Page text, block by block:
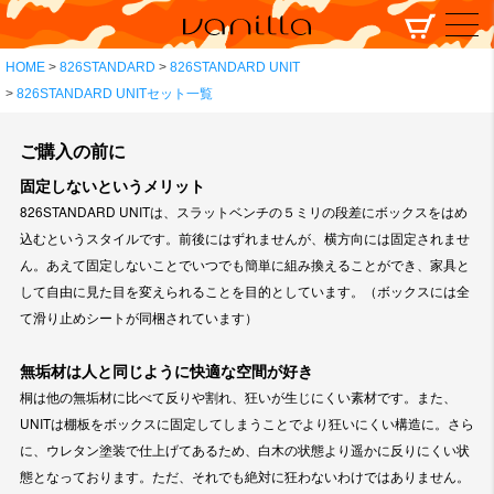
HOME 826STANDARD
826STANDARD UNIT
826STANDARD UNITセット一覧